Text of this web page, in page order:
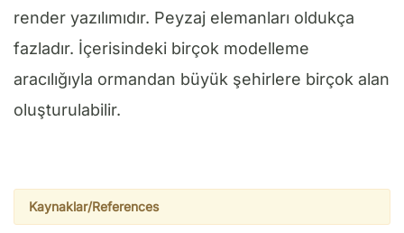
render yazılımıdır. Peyzaj elemanları oldukça
fazladır. İçerisindeki birçok modelleme
aracılığıyla ormandan büyük şehirlere birçok alan
oluşturulabilir.
Kaynaklar/References